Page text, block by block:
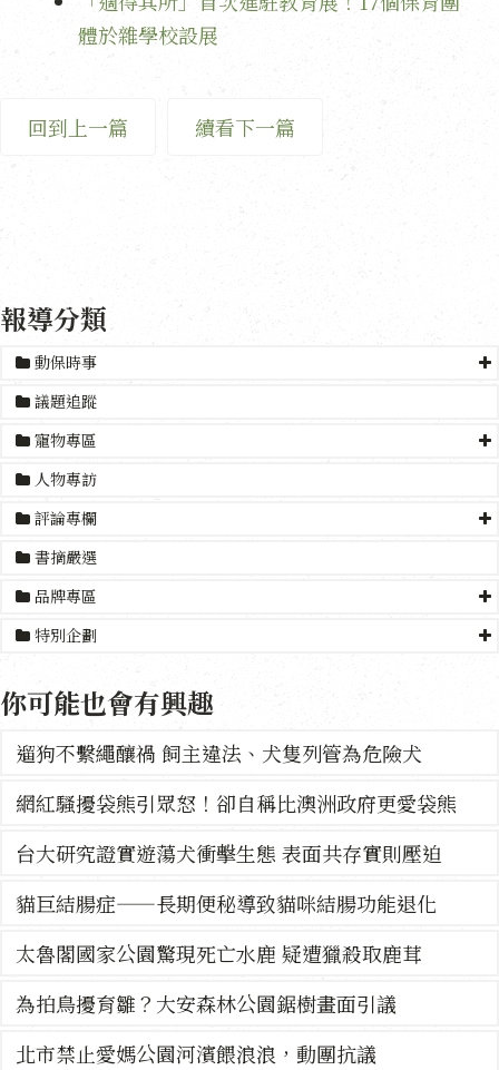
體於雜學校設展
回到上一篇 續看下一篇
報導分類
動保時事
議題追蹤
寵物專區
人物專訪
評論專欄
書摘嚴選
品牌專區
特別企劃
你可能也會有興趣
遛狗不繫繩釀禍 飼主違法、犬隻列管為危險犬
網紅騷擾袋熊引眾怒！卻自稱比澳洲政府更愛袋熊
台大研究證實遊蕩犬衝擊生態 表面共存實則壓迫
貓巨結腸症——長期便秘導致貓咪結腸功能退化
太魯閣國家公園驚現死亡水鹿 疑遭獵殺取鹿茸
為拍鳥擾育雛？大安森林公園鋸樹畫面引議
北市禁止愛媽公園河濱餵浪浪，動團抗議